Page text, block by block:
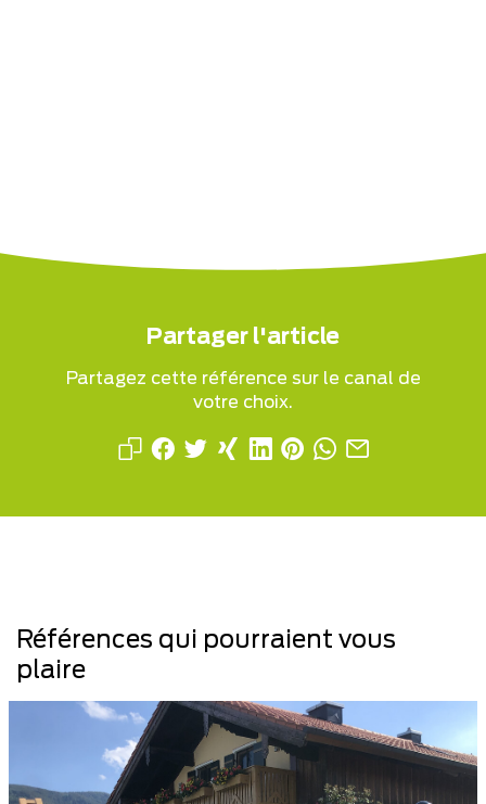
Partager l'article
Partagez cette référence sur le canal de
votre choix.
Références qui pourraient vous
plaire